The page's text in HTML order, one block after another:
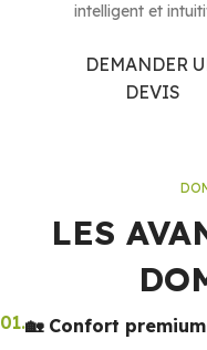
intelligent et
DEMANDER
DEVIS
LES
01.🏡 Confort premium